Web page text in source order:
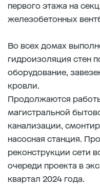
первого этажа на
железобетонных
Во всех домах
гидроизоляция стен
оборудование,
кровли.
Продолжаются
магистральной
канализации,
насосная станция.
реконструкции сети
очереди проекта в
квартал 2024 года.